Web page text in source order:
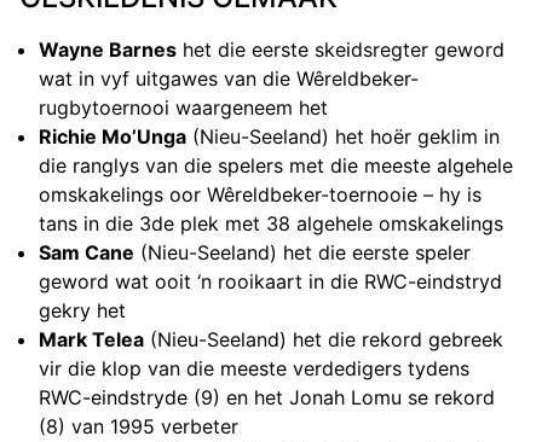
Wayne Barnes het die eerste skeidsregter geword
wat in vyf uitgawes van die Wêreldbeker-
rugbytoernooi waargeneem het
Richie Mo’Unga (Nieu-Seeland) het hoër geklim in
die ranglys van die spelers met die meeste algehele
omskakelings oor Wêreldbeker-toernooie – hy is
tans in die 3de plek met 38 algehele omskakelings
Sam Cane (Nieu-Seeland) het die eerste speler
geword wat ooit ‘n rooikaart in die RWC-eindstryd
gekry het
Mark Telea (Nieu-Seeland) het die rekord gebreek
vir die klop van die meeste verdedigers tydens
RWC-eindstryde (9) en het Jonah Lomu se rekord
(8) van 1995 verbeter